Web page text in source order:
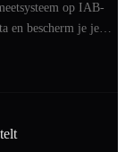
op IAB-
en bescherm je je